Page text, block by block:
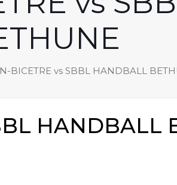
BICETRE vs SBBL HANDBALL
HANDBALL